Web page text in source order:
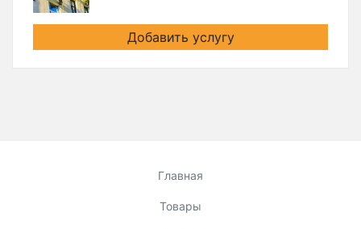
Добавить услугу
Главная
Товары